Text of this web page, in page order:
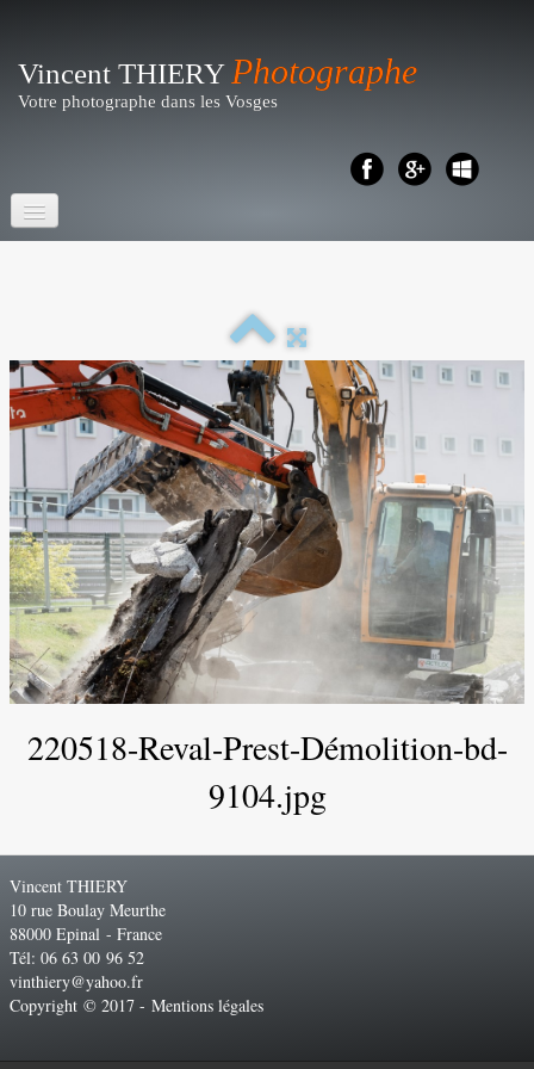
Vincent THIERY Photographe
Votre photographe dans les Vosges
Reportages
Business - Entreprises▼
Artistique
220518-Reval-Prest-Démolition-bd-
9104.jpg
Vincent THIERY
10 rue Boulay Meurthe
88000 Epinal - France
Tél: 06 63 00 96 52
vinthiery@yahoo.fr
Copyright © 2017 - Mentions légales